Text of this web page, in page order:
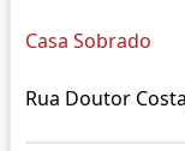
Casa Sobrado
Rua Doutor